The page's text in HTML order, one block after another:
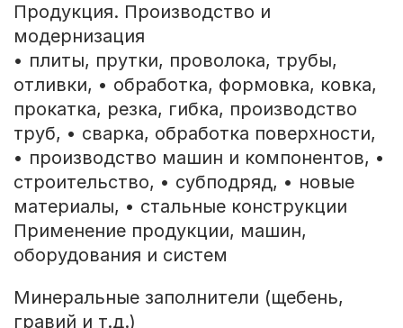
Продукция. Производство и
модернизация
• плиты, прутки, проволока, трубы,
отливки, • обработка, формовка, ковка,
прокатка, резка, гибка, производство
труб, • сварка, обработка поверхности,
• производство машин и компонентов, •
строительство, • субподряд, • новые
материалы, • стальные конструкции
Применение продукции, машин,
оборудования и систем
Минеральные заполнители (щебень,
гравий и т.д.)